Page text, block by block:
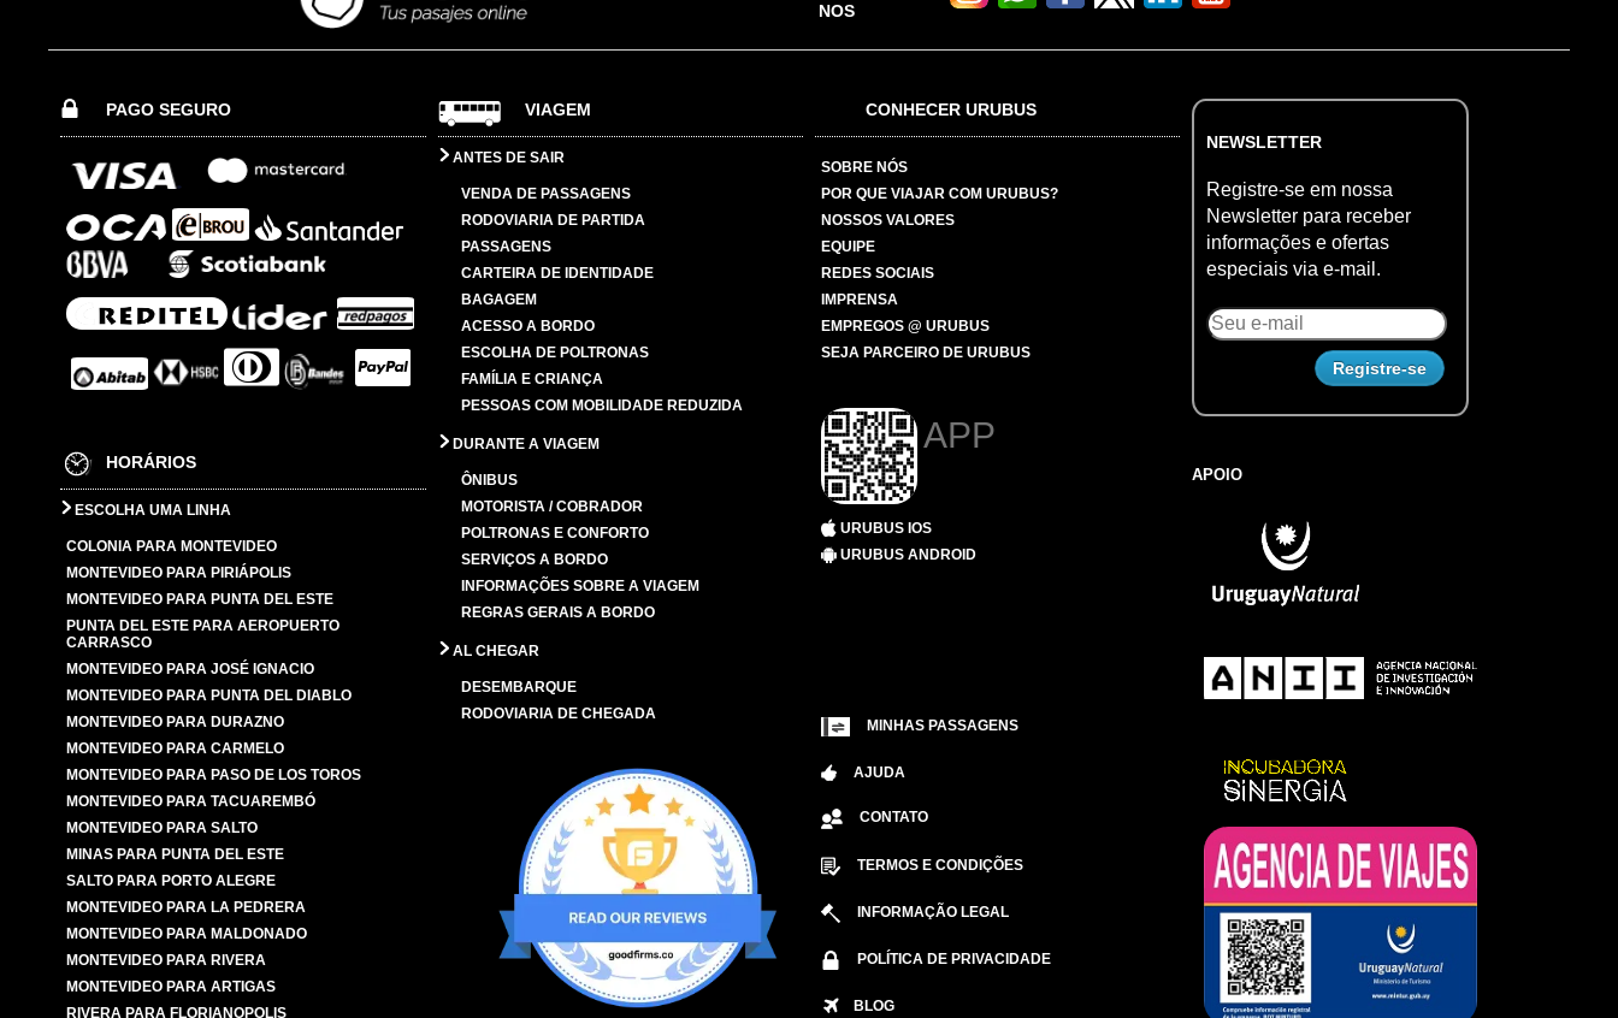
NOS
PAGO SEGURO
HORÁRIOS
ESCOLHA UMA LINHA
COLONIA PARA MONTEVIDEO
MONTEVIDEO PARA PIRIÁPOLIS
MONTEVIDEO PARA PUNTA DEL ESTE
PUNTA DEL ESTE PARA AEROPUERTO
CARRASCO
MONTEVIDEO PARA JOSÉ IGNACIO
MONTEVIDEO PARA PUNTA DEL DIABLO
MONTEVIDEO PARA DURAZNO
MONTEVIDEO PARA CARMELO
MONTEVIDEO PARA PASO DE LOS TOROS
MONTEVIDEO PARA TACUAREMBÓ
MONTEVIDEO PARA SALTO
MINAS PARA PUNTA DEL ESTE
SALTO PARA PORTO ALEGRE
MONTEVIDEO PARA LA PEDRERA
MONTEVIDEO PARA MALDONADO
MONTEVIDEO PARA RIVERA
MONTEVIDEO PARA ARTIGAS
RIVERA PARA FLORIANOPOLIS
VIAGEM
ANTES DE SAIR
VENDA DE PASSAGENS
RODOVIARIA DE PARTIDA
PASSAGENS
CARTEIRA DE IDENTIDADE
BAGAGEM
ACESSO A BORDO
ESCOLHA DE POLTRONAS
FAMÍLIA E CRIANÇA
PESSOAS COM MOBILIDADE REDUZIDA
DURANTE A VIAGEM
ÔNIBUS
MOTORISTA / COBRADOR
POLTRONAS E CONFORTO
SERVIÇOS A BORDO
INFORMAÇÕES SOBRE A VIAGEM
REGRAS GERAIS A BORDO
AL CHEGAR
DESEMBARQUE
RODOVIARIA DE CHEGADA
CONHECER URUBUS
SOBRE NÓS
POR QUE VIAJAR COM URUBUS?
NOSSOS VALORES
EQUIPE
REDES SOCIAIS
IMPRENSA
EMPREGOS @ URUBUS
SEJA PARCEIRO DE URUBUS
APP
URUBUS IOS
URUBUS ANDROID
MINHAS PASSAGENS
AJUDA
CONTATO
TERMOS E CONDIÇÕES
INFORMAÇÃO LEGAL
POLÍTICA DE PRIVACIDADE
BLOG
NEWSLETTER
Registre-se em nossa
Newsletter para receber
informações e ofertas
especiais via e-mail.
APOIO